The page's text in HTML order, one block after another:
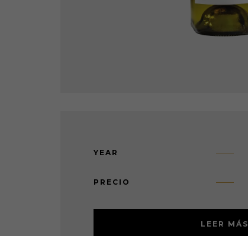
YEAR
PRECIO
LEER MÁS